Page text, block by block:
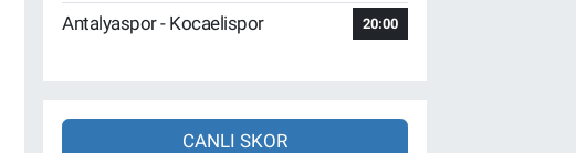
Antalyaspor - Kocaelispor 20:00
CANLI SKOR